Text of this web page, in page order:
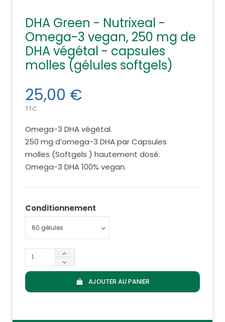
DHA Green - Nutrixeal -
Omega-3 vegan, 250 mg de
DHA végétal - capsules
molles (gélules softgels)
25,00 €
TTC
Omega-3 DHA végétal.
250 mg d’omega-3 DHA par Capsules
molles (Softgels ) hautement dosé.
Omega-3 DHA 100% vegan.
Conditionnement
AJOUTER AU PANIER